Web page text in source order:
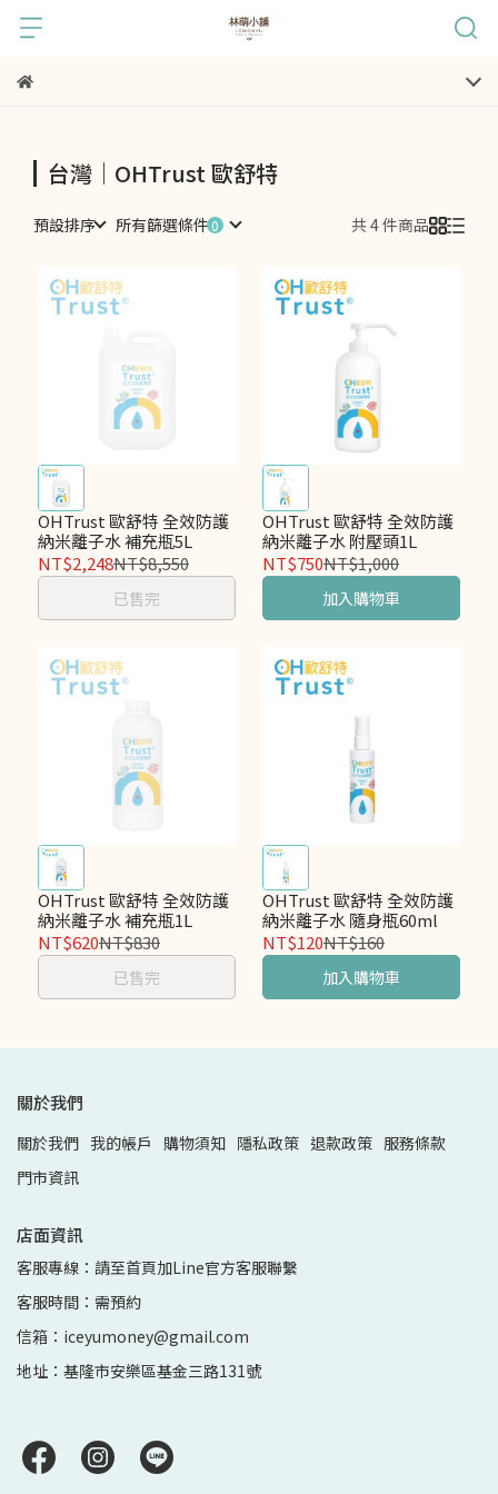
台灣｜OHTrust 歐舒特
預設排序 所有篩選條件 共 4 件商品
OHTrust 歐舒特 全效防護
納米離子水 補充瓶5L
NT$2,248NT$8,550
已售完
OHTrust 歐舒特 全效防護
納米離子水 附壓頭1L
NT$750NT$1,000
加入購物車
OHTrust 歐舒特 全效防護
納米離子水 補充瓶1L
NT$620NT$830
已售完
OHTrust 歐舒特 全效防護
納米離子水 隨身瓶60ml
NT$120NT$160
加入購物車
關於我們
關於我們 我的帳戶 購物須知 隱私政策 退款政策 服務條款
門市資訊
店面資訊
客服專線：請至首頁加Line官方客服聯繫
客服時間：需預約
信箱：iceyumoney@gmail.com
地址：基隆市安樂區基金三路131號